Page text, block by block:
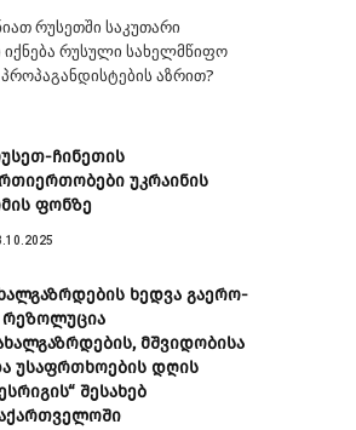
რუსეთში საკუთარი
რუსული სახელმწიფო
აზრით?
ჩინეთის
უკრაინის
ფონზე
ხედვა გაერო-
რეზოლუცია
მშვიდობისა
უსაფრთხოების დღის
შესახებ